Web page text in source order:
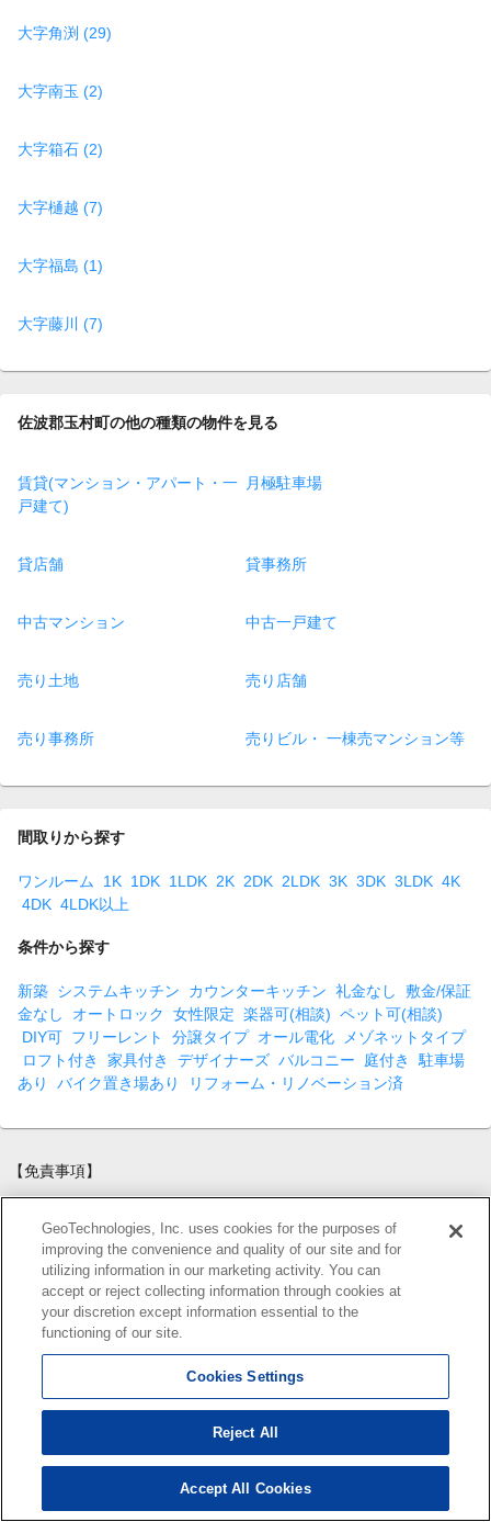
大字角渕 (29)
大字南玉 (2)
大字箱石 (2)
大字樋越 (7)
大字福島 (1)
大字藤川 (7)
佐波郡玉村町の他の種類の物件を見る
賃貸(マンション・アパート・一
戸建て)
月極駐車場
貸店舗 貸事務所
中古マンション 中古一戸建て
売り土地 売り店舗
売り事務所 売りビル・ 一棟売マンション等
間取りから探す
ワンルーム 1K 1DK 1LDK 2K 2DK 2LDK 3K 3DK 3LDK 4K
4DK 4LDK以上
条件から探す
新築 システムキッチン カウンターキッチン 礼金なし
敷金/保証
金なし
オートロック 女性限定 楽器可(相談) ペット可(相談)
DIY可 フリーレント 分譲タイプ オール電化
メゾネットタイプ
ロフト付き
家具付き デザイナーズ バルコニー 庭付き
駐車場
あり
バイク置き場あり リフォーム・リノベーション済
【免責事項】
報ネットワーク」に加盟する不動産会社等（情報提供元）から提供
されています。信頼性の高い情報提供が行えるよう、最大限の努力
をしておりますが、その内容を保証するものではありません。 利用
者のみなさまと各情報提供元との取引に起因する損害および情報が
掲載されたことに起因する損害等については、 ジオテクノロジーズ
各物件情報の内容や画像等はすべて現況を優先させていただきま
お取引等（お取引の準備、資金調達等を含みます）の際には、内容
や契約条件等について、 各情報提供元より十分な説明を受け、ご自
身でご確認の上、判断してください。
このコーナーへの物件情報のご掲載、その他不動産業務ソリューシ
ョン等についての不動産会社様のお問合せはこちらからお願いいた
検索結果を見る
GeoTechnologies, Inc. uses cookies for the purposes of
improving the convenience and quality of our site and for
utilizing information in our marketing activity. You can
accept or reject collecting information through cookies at
your discretion except information essential to the
functioning of our site.
Cookies Settings
Reject All
Accept All Cookies